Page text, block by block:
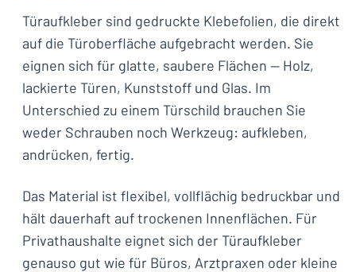
Türaufkleber sind gedruckte Klebefolien, die direkt
auf die Türoberfläche aufgebracht werden. Sie
eignen sich für glatte, saubere Flächen — Holz,
lackierte Türen, Kunststoff und Glas. Im
Unterschied zu einem Türschild brauchen Sie
weder Schrauben noch Werkzeug: aufkleben,
andrücken, fertig.
Das Material ist flexibel, vollflächig bedruckbar und
hält dauerhaft auf trockenen Innenflächen. Für
Privathaushalte eignet sich der Türaufkleber
genauso gut wie für Büros, Arztpraxen oder kleine